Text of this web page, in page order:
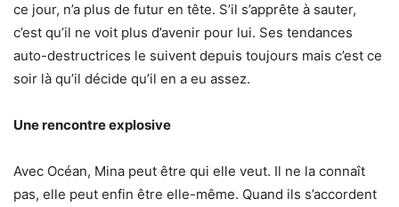
ce jour, n’a plus de futur en tête. S’il s’apprête à sauter,
c’est qu’il ne voit plus d’avenir pour lui. Ses tendances
auto-destructrices le suivent depuis toujours mais c’est ce
soir là qu’il décide qu’il en a eu assez.
Une rencontre explosive
Avec Océan, Mina peut être qui elle veut. Il ne la connaît
pas, elle peut enfin être elle-même. Quand ils s’accordent